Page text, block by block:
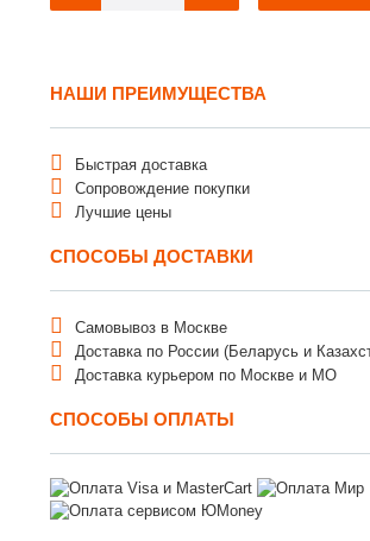
НАШИ ПРЕИМУЩЕСТВА
Быстрая доставка
Сопровождение покупки
Лучшие цены
СПОСОБЫ ДОСТАВКИ
Самовывоз в Москве
Доставка по России (Беларусь и
Доставка курьером по Москве и МО
СПОСОБЫ ОПЛАТЫ